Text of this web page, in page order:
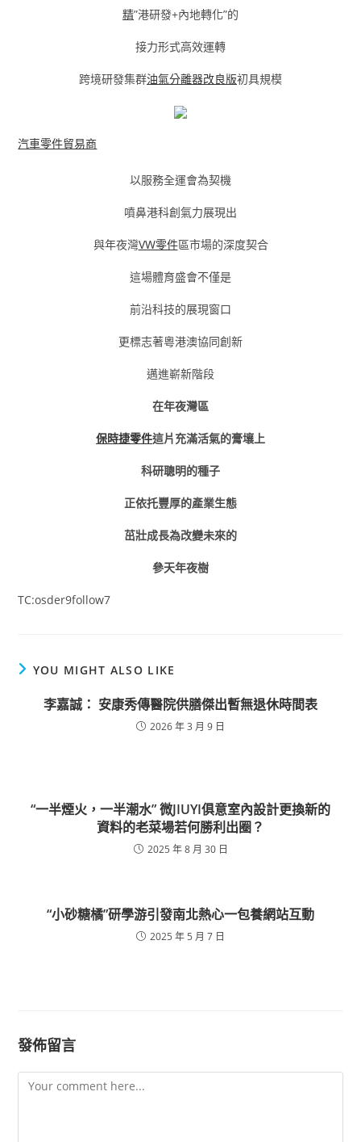
精”港研發+內地轉化”的
接力形式高效運轉
跨境研發集群油氣分離器改良版初具規模
汽車零件貿易商
以服務全運會為契機
噴鼻港科創氣力展現出
與年夜灣VW零件區市場的深度契合
這場體育盛會不僅是
前沿科技的展現窗口
更標志著粵港澳協同創新
邁進嶄新階段
在年夜灣區
保時捷零件這片充滿活氣的膏壤上
科研聰明的種子
正依托豐厚的產業生態
茁壯成長為改變未來的
參天年夜樹
TC:osder9follow7
YOU MIGHT ALSO LIKE
李嘉誠： 安康秀傳醫院供膳傑出暫無退休時間表
2026 年 3 月 9 日
“一半煙火，一半潮水” 微JIUYI俱意室內設計更換新的
資料的老菜場若何勝利出圈？
2025 年 8 月 30 日
“小砂糖橘”研學游引發南北熱心一包養網站互動
2025 年 5 月 7 日
發佈留言
Comment